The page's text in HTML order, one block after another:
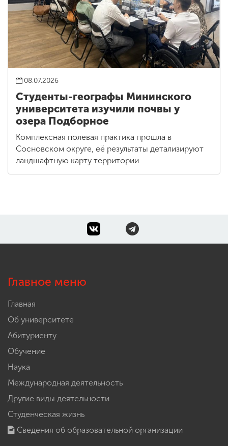
08.07.2026
Студенты-географы Мининского
университета изучили почвы у
озера Подборное
Комплексная полевая практика прошла в
Сосновском округе, её результаты детализируют
ландшафтную карту территории
Главное меню
Главная
Об университете
Абитуриенту
Обучение
Наука
Международная деятельность
Другие виды деятельности
Студенческая жизнь
Сведения об образовательной организации